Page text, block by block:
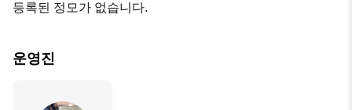
등록된 정모가 없습니다.
운영진